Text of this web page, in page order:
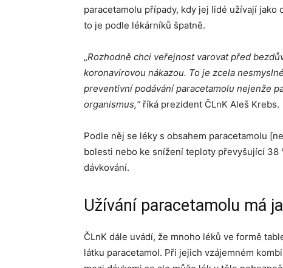
paracetamolu případy, kdy jej lidé užívají
to je podle lékárníků špatně.
„Rozhodně chci veřejnost varovat před
koronavirovou nákazou. To je zcela
preventivní podávání paracetamolu nejenže
organismus,“říká prezident ČLnK Aleš Krebs.
Podle něj se léky s obsahem paracetamolu
bolesti nebo ke snížení teploty převyšující 38
dávkování.
Užívání paracetamolu má
ČLnK dále uvádí, že mnoho léků ve formě
látku paracetamol. Při jejich vzájemném